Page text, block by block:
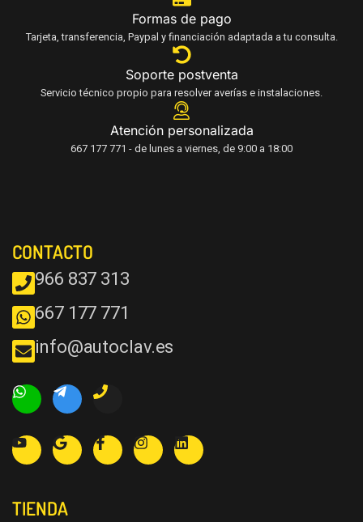
Formas de pago
Tarjeta, transferencia, Paypal y financiación adaptada a tu consulta.
Soporte postventa
Servicio técnico propio para resolver averías e instalaciones.
Atención personalizada
667 177 771 - de lunes a viernes, de 9:00 a 18:00
CONTACTO
966 837 313
667 177 771
info@autoclav.es
TIENDA